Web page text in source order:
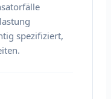
spezifiziert,